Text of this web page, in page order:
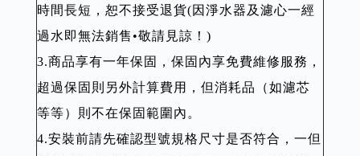
時間長短，恕不接受退貨(因淨水器及濾心一經
過水即無法銷售•敬請見諒！)
3.商品享有一年保固，保固內享免費維修服務，
超過保固則另外計算費用，但消耗品（如濾芯
等等）則不在保固範圍內。
4.安裝前請先確認型號規格尺寸是否符合，一但